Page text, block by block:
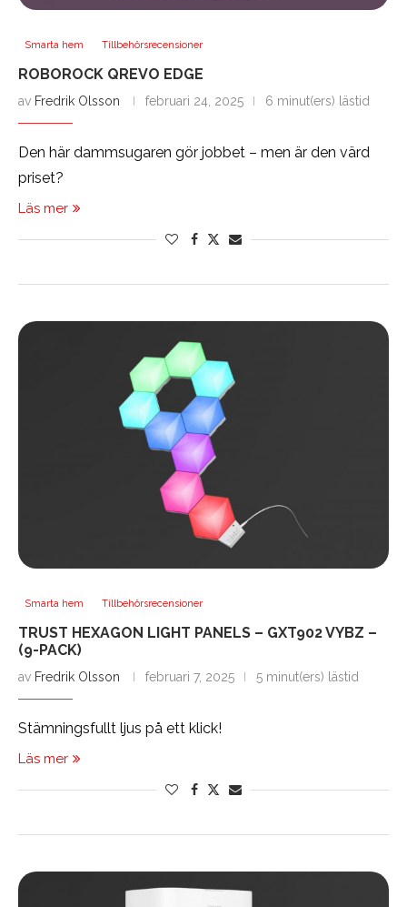
Smarta hem Tillbehörsrecensioner
ROBOROCK QREVO EDGE
av Fredrik Olsson februari 24, 2025 6 minut(ers) lästid
Den här dammsugaren gör jobbet – men är den värd
priset?
Läs mer
Smarta hem Tillbehörsrecensioner
TRUST HEXAGON LIGHT PANELS – GXT902 VYBZ –
(9-PACK)
av Fredrik Olsson februari 7, 2025 5 minut(ers) lästid
Stämningsfullt ljus på ett klick!
Läs mer